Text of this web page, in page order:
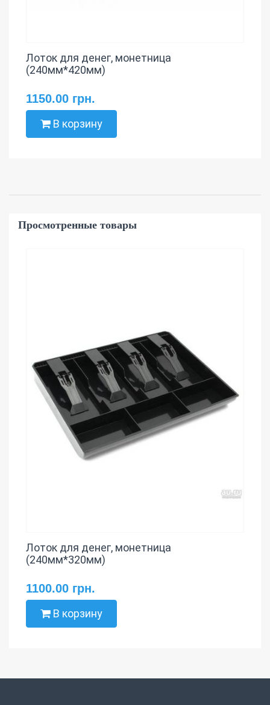
Лоток для денег, монетница
(240мм*420мм)
1150.00 грн.
В корзину
Просмотренные товары
Лоток для денег, монетница
(240мм*320мм)
1100.00 грн.
В корзину